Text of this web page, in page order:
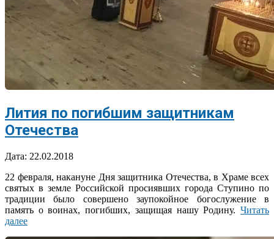
Лития по погибшим защитникам
Отечества
2018-
22
Дата: 22.02.2018
22 февраля, накануне Дня защитника Отечества, в Храме всех
святых в земле Российской просиявших города Ступино по
традиции было совершено заупокойное богослужение в
память о воинах, погибших, защищая нашу Родину. Читать
далее